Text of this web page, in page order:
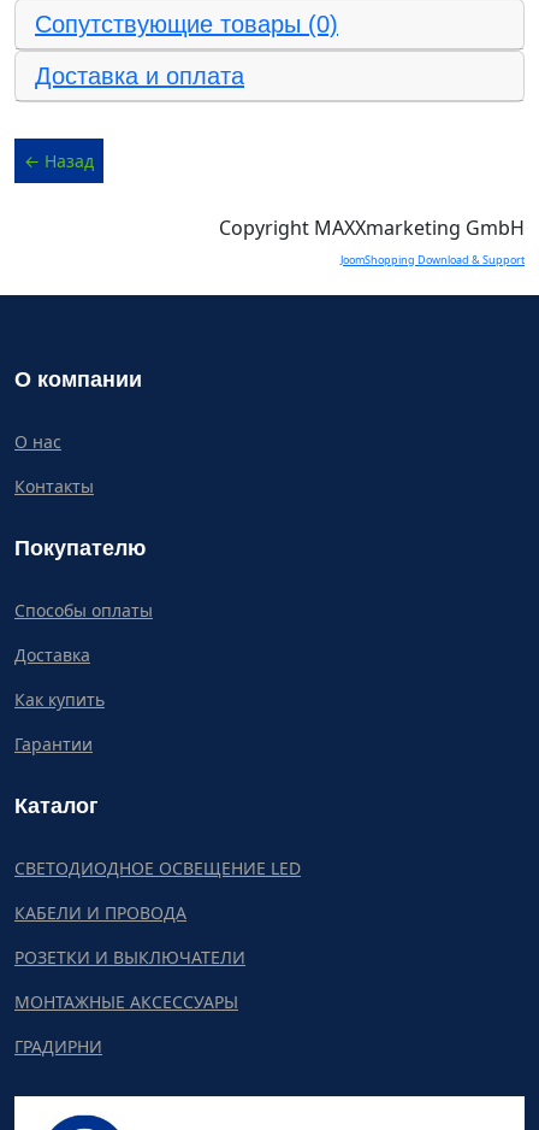
Сопутствующие товары (0)
Доставка и оплата
Copyright MAXXmarketing GmbH
JoomShopping Download & Support
О компании
О нас
Контакты
Покупателю
Способы оплаты
Доставка
Как купить
Гарантии
Каталог
СВЕТОДИОДНОЕ ОСВЕЩЕНИЕ LED
КАБЕЛИ И ПРОВОДА
РОЗЕТКИ И ВЫКЛЮЧАТЕЛИ
МОНТАЖНЫЕ АКСЕССУАРЫ
ГРАДИРНИ